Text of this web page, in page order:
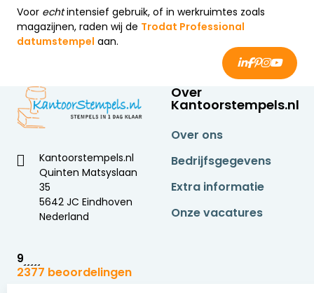
Voor echtintensief gebruik, of in werkruimtes zoals
magazijnen, raden wij de Trodat Professional
datumstempel aan.
Kantoorstempels.nl
Quinten Matsyslaan
35
5642 JC Eindhoven
Nederland
9
2377 beoordelingen
Over
Kantoorstempels.nl
Over ons
Bedrijfsgegevens
Extra informatie
Onze vacatures